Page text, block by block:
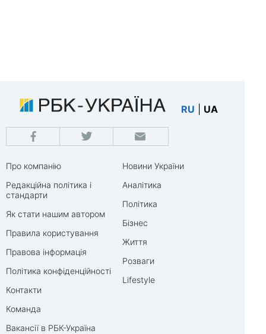
RU UA
Про компанію
Редакційна політика і
стандарти
Як стати нашим автором
Правила користування
Правова інформація
Політика конфіденційності
Контакти
Команда
Вакансії в РБК-Україна
Новини України
Аналітика
Політика
Бізнес
Життя
Розваги
Lifestyle